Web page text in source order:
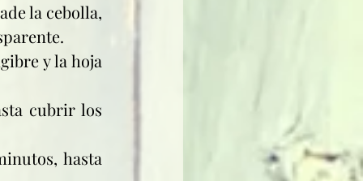
la cebolla,
y la hoja
cubrir los
hasta